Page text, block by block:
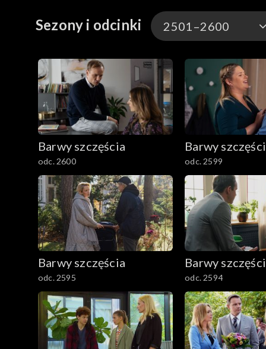
Sezony i odcinki 2501–2600
3301-3400
3201-3300
3101-3200
3001-3100
2901-3000
2801–2900
2701–2800
2601–2700
2501–2600
2401–2500
Barwy szczęścia
odc. 2600
Barwy
odc. 2599
Barwy szczęścia
odc. 2595
Barwy
odc. 2594